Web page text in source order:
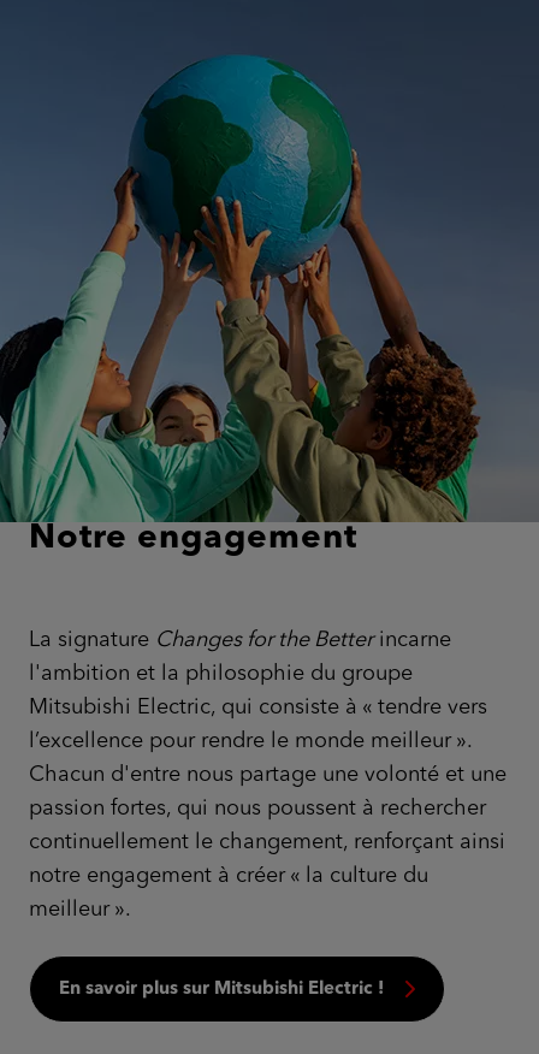
Notre engagement
La signature Changes for the Betterincarne
l'ambition et la philosophie du groupe
Mitsubishi Electric, qui consiste à « tendre vers
l’excellence pour rendre le monde meilleur ».
Chacun d'entre nous partage une volonté et une
passion fortes, qui nous poussent à rechercher
continuellement le changement, renforçant ainsi
notre engagement à créer « la culture du
meilleur ».
En savoir plus sur Mitsubishi Electric !